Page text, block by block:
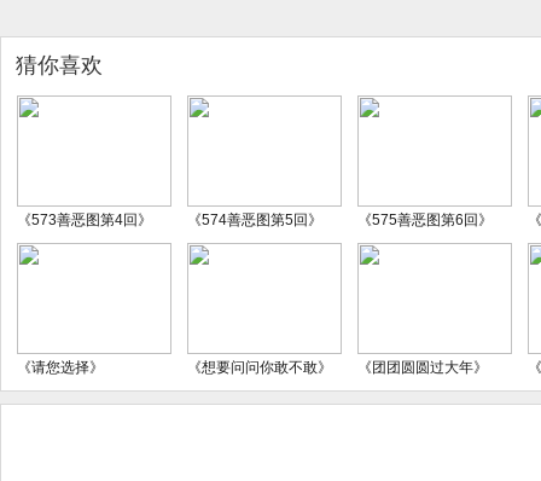
猜你喜欢
《573善恶图第4回》 《574善恶图第5回》 《575善恶图第6回》
《请您选择》 《想要问问你敢不敢》 《团团圆圆过大年》